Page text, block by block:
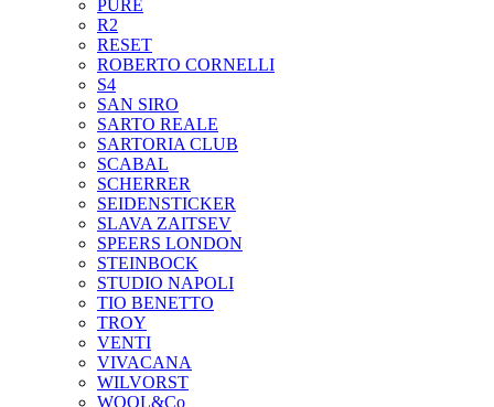
PURE
R2
RESET
ROBERTO CORNELLI
S4
SAN SIRO
SARTO REALE
SARTORIA CLUB
SCABAL
SCHERRER
SEIDENSTICKER
SLAVA ZAITSEV
SPEERS LONDON
STEINBOCK
STUDIO NAPOLI
TIO BENETTO
TROY
VENTI
VIVACANA
WILVORST
WOOL&Co